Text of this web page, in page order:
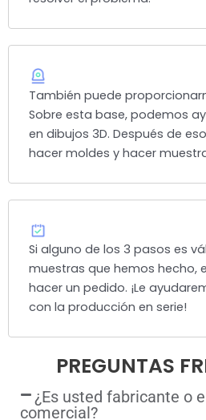
También puede
Sobre esta base, podemos
en dibujos 3D. Después de
hacer moldes y hacer
Si alguno de los 3 pasos es
muestras que hemos hecho,
hacer un pedido. ¡Le
con la producción en serie!
PREGUNTAS
¿Es usted fabricante o
comercial?